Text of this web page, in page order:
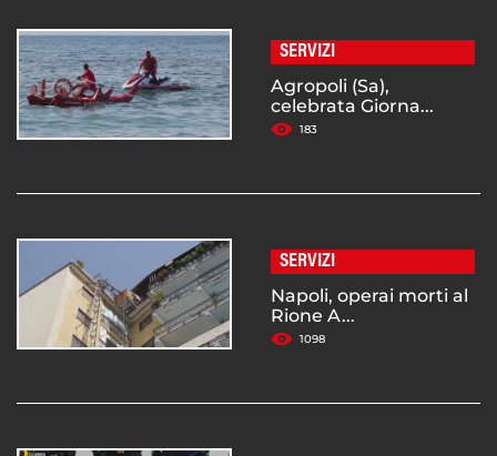
SERVIZI
Agropoli (Sa),
celebrata Giorna...
183
SERVIZI
Napoli, operai morti al
Rione A...
1098